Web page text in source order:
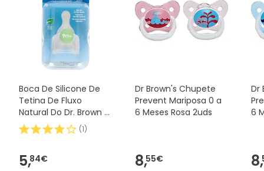
Boca De Silicone De
Tetina De Fluxo
Natural Do Dr. Brown E
Padrão 2uds
(1)
5,84€
Dr Brown's Chupete
Prevent Mariposa 0 a
6 Meses Rosa 2uds
8,55€
Dr
6
8,